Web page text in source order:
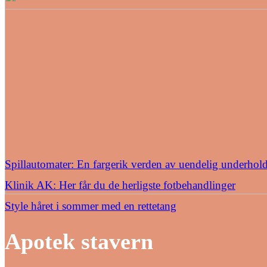
Spillautomater: En fargerik verden av uendelig
Klinik AK: Her får du de herligste fotbehandlinger
Style håret i sommer med en rettetang
Apotek stavern